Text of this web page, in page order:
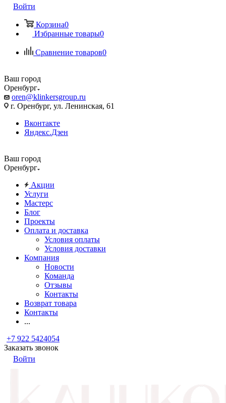
Войти
Корзина0
Избранные товары0
Сравнение товаров0
Ваш город
Оренбург
oren@klinkersgroup.ru
г. Оренбург, ул. Ленинская, 61
Вконтакте
Яндекс.Дзен
Ваш город
Оренбург
Акции
Услуги
Мастерс
Блог
Проекты
Оплата и доставка
Условия оплаты
Условия доставки
Компания
Новости
Команда
Отзывы
Контакты
Возврат товара
Контакты
...
+7 922 5424054
Заказать звонок
Войти